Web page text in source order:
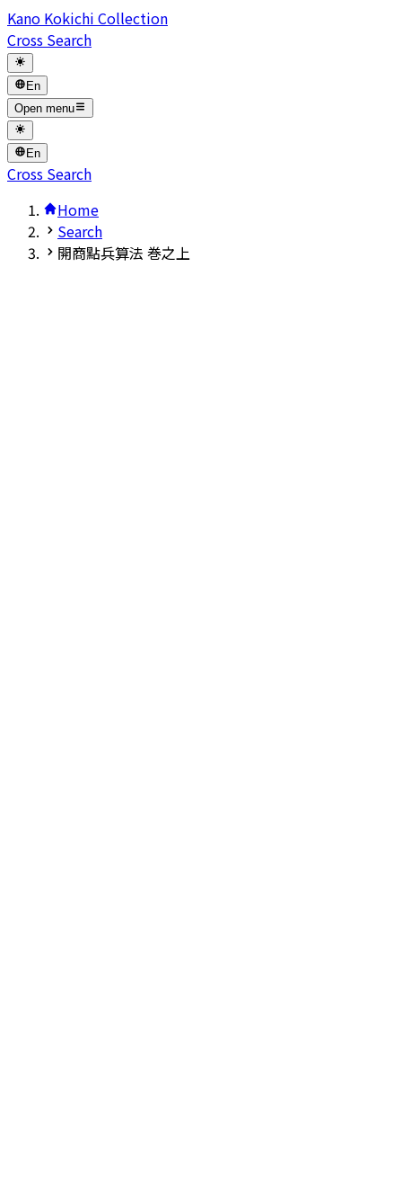
Kano Kokichi Collection
Cross Search
En
Open menu
En
Cross Search
Home
Search
開商點兵算法 巻之上